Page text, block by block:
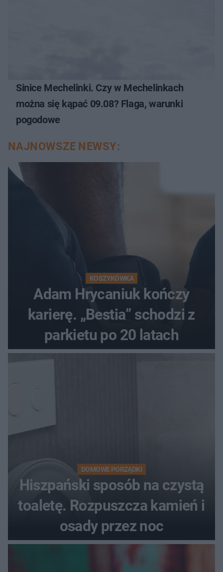
Sinice Mechelinki. Czy w Mechelinkach
można się kąpać 09.08? Flaga, warunki
pogodowe
NAJNOWSZE NEWSY:
KOSZYKÓWKA
Adam Hrycaniuk kończy
karierę. „Bestia” schodzi z
parkietu po 20 latach
DOMOWE PORZĄDKI
Hiszpański sposób na czystą
toaletę. Rozpuszcza kamień i
osady przez noc